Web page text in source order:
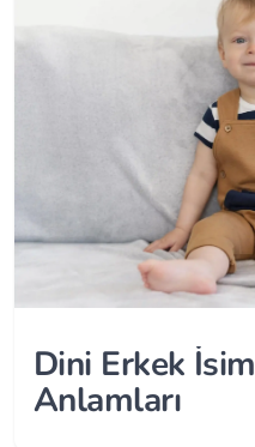
Dini Erkek
Anlamları